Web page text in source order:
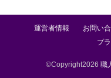
運営者情報 お問い
プ
©Copyright2026 職